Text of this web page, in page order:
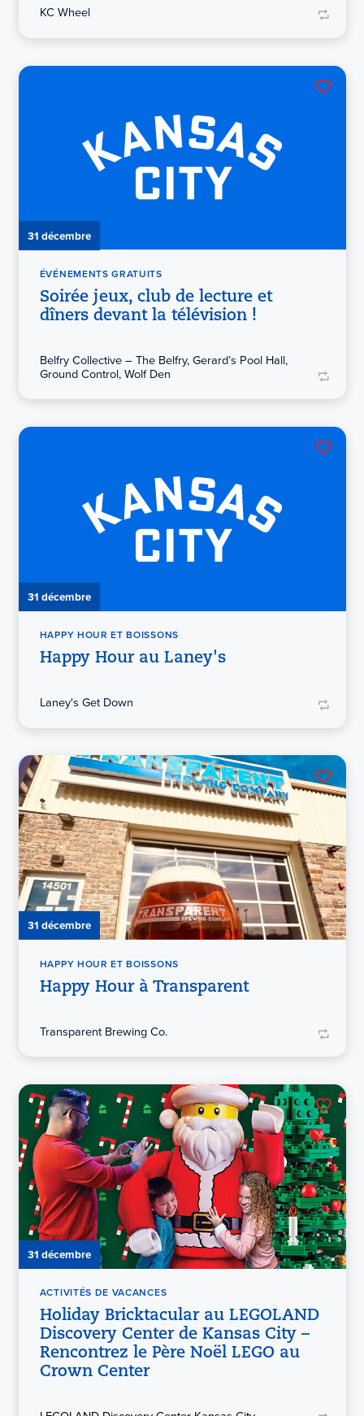
KC Wheel
31 décembre
ÉVÉNEMENTS GRATUITS
Soirée jeux, club de lecture et
dîners devant la télévision !
Belfry Collective – The Belfry, Gerard’s Pool Hall,
Ground Control, Wolf Den
31 décembre
HAPPY HOUR ET BOISSONS
Happy Hour au Laney's
Laney's Get Down
31 décembre
HAPPY HOUR ET BOISSONS
Happy Hour à Transparent
Transparent Brewing Co.
31 décembre
ACTIVITÉS DE VACANCES
Holiday Bricktacular au LEGOLAND
Discovery Center de Kansas City –
Rencontrez le Père Noël LEGO au
Crown Center